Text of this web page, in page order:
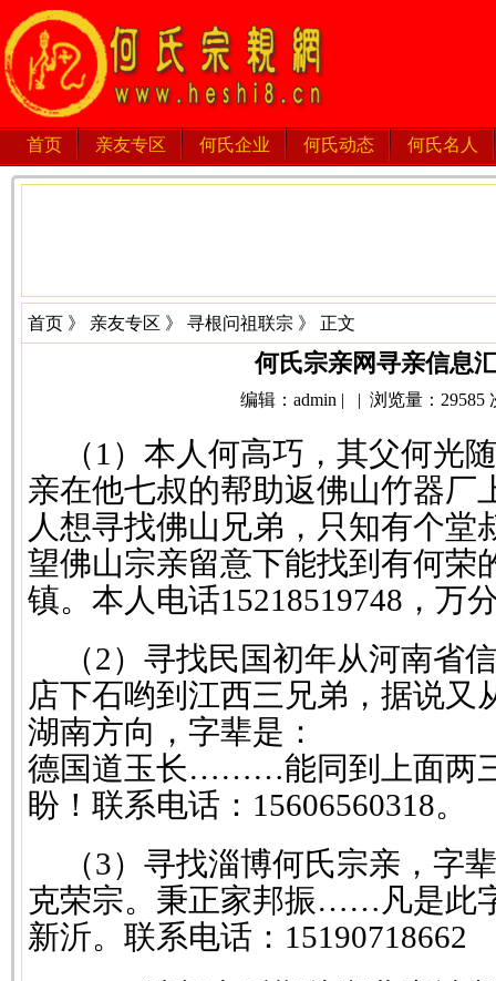
首页 亲友专区 何氏企业 何氏动态 何氏名人
首页 》 亲友专区 》 寻根问祖联宗 》 正文
何氏宗亲网寻亲信息
编辑：admin | | 浏览量：29585
（1）本人何高巧，其父何光
亲在他七叔的帮助返佛山竹器厂
人想寻找佛山兄弟，只知有个堂
望佛山宗亲留意下能找到有何荣
镇。本人电话15218519748，万
（2）寻找民国初年从河南省
店下石哟到江西三兄弟，据说又
湖南方向，字辈是：
德国道玉长………能同到上面两
盼！联系电话：15606560318。
（3）寻找淄博何氏宗亲，字
克荣宗。秉正家邦振……凡是此
新沂。联系电话：15190718662